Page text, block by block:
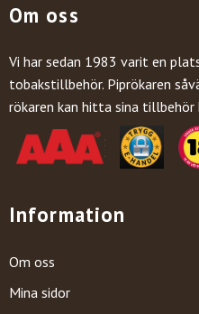
Om oss
Vi har sedan 1983 varit en
tobakstillbehör. Piprökaren
rökaren kan hitta sina tillbehör
Information
Om oss
Mina sidor